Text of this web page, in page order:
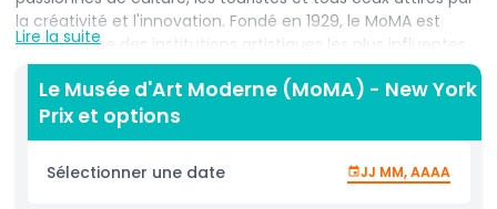
la créativité et l'innovation. Fondé en 1929, le MoMA est
devenu l'une des institutions artistiques les plus influentes
au monde, présentant une collection de plus de 200 000
œuvres d'art d'artistes parmi les plus célèbres de l'histoire.
Parmi les points forts figurent La Nuit étoilée de Vincent van
Gogh, les Boîtes de soupe Campbell d'Andy Warhol et des
chefs-d'œuvre de Pablo Picasso, Frida Kahlo et Jackson
Pollock. Les expositions variées du MoMA couvrent la
Lire la suite
Le Musée d'Art Moderne (MoMA) - New York
Prix et options
Sélectionner une date JJ MM, AAAA